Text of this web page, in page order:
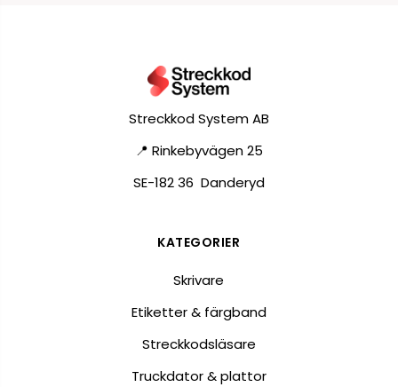
Streckkod System AB
📍 Rinkebyvägen 25
SE-182 36 Danderyd
KATEGORIER
Skrivare
Etiketter & färgband
Streckkodsläsare
Truckdator & plattor